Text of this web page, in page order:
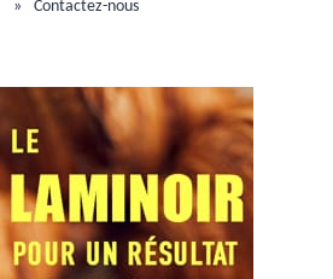
Contactez-nous